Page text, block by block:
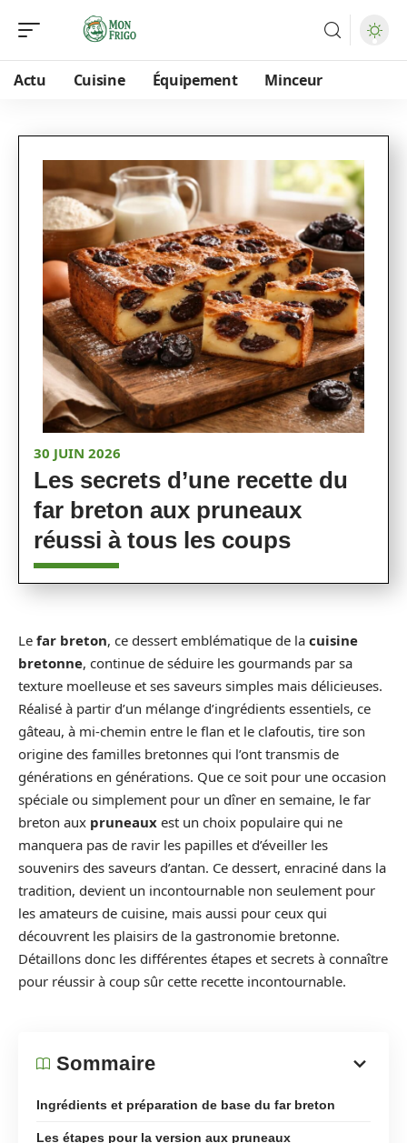
Actu Cuisine Équipement Minceur
30 JUIN 2026
Les secrets d’une recette du
far breton aux pruneaux
réussi à tous les coups
Le far breton, ce dessert emblématique de la cuisine
bretonne, continue de séduire les gourmands par sa
texture moelleuse et ses saveurs simples mais délicieuses.
Réalisé à partir d’un mélange d’ingrédients essentiels, ce
gâteau, à mi-chemin entre le flan et le clafoutis, tire son
origine des familles bretonnes qui l’ont transmis de
générations en générations. Que ce soit pour une occasion
spéciale ou simplement pour un dîner en semaine, le far
breton aux pruneaux est un choix populaire qui ne
manquera pas de ravir les papilles et d’éveiller les
souvenirs des saveurs d’antan. Ce dessert, enraciné dans la
tradition, devient un incontournable non seulement pour
les amateurs de cuisine, mais aussi pour ceux qui
découvrent les plaisirs de la gastronomie bretonne.
Détaillons donc les différentes étapes et secrets à connaître
pour réussir à coup sûr cette recette incontournable.
Sommaire
Ingrédients et préparation de base du far breton
Les étapes pour la version aux pruneaux